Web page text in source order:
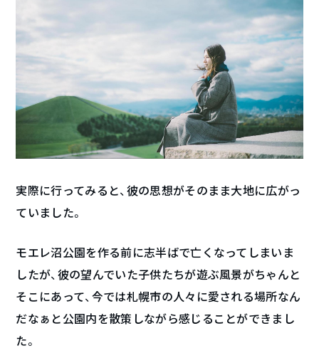
実際に行ってみると、彼の思想がそのまま大地に広がっ
ていました。
モエレ沼公園を作る前に志半ばで亡くなってしまいま
したが、彼の望んでいた子供たちが遊ぶ風景がちゃんと
そこにあって、今では札幌市の人々に愛される場所なん
だなぁと公園内を散策しながら感じることができまし
た。